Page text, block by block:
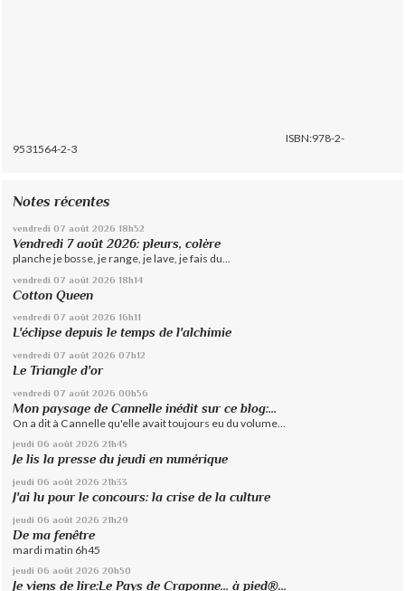
ISBN:978-2-
9531564-2-3
Notes récentes
vendredi 07 août 2026 18h52
Vendredi 7 août 2026: pleurs, colère
planche je bosse, je range, je lave, je fais du...
vendredi 07 août 2026 18h14
Cotton Queen
vendredi 07 août 2026 16h11
L'éclipse depuis le temps de l'alchimie
vendredi 07 août 2026 07h12
Le Triangle d'or
vendredi 07 août 2026 00h56
Mon paysage de Cannelle inédit sur ce blog:...
On a dit à Cannelle qu'elle avait toujours eu du volume...
jeudi 06 août 2026 21h45
Je lis la presse du jeudi en numérique
jeudi 06 août 2026 21h33
J'ai lu pour le concours: la crise de la culture
jeudi 06 août 2026 21h29
De ma fenêtre
mardi matin 6h45
jeudi 06 août 2026 20h50
Je viens de lire:Le Pays de Craponne... à pied®...